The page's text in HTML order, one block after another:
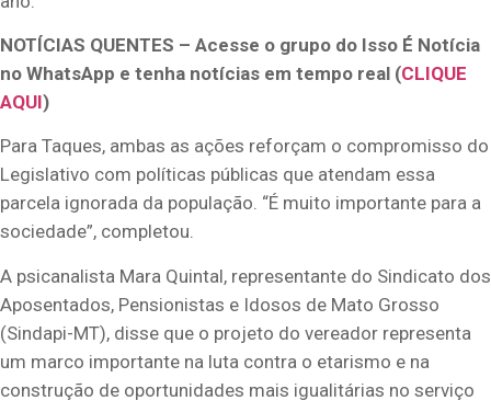
NOTÍCIAS QUENTES – Acesse o grupo do Isso É Notícia
no WhatsApp e tenha notícias em tempo real (CLIQUE
AQUI)
Para Taques, ambas as ações reforçam o compromisso do
Legislativo com políticas públicas que atendam essa
parcela ignorada da população. “É muito importante para a
sociedade”, completou.
A psicanalista Mara Quintal, representante do Sindicato dos
Aposentados, Pensionistas e Idosos de Mato Grosso
(Sindapi-MT), disse que o projeto do vereador representa
um marco importante na luta contra o etarismo e na
construção de oportunidades mais igualitárias no serviço